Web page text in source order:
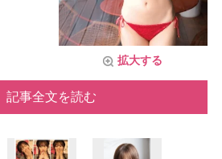
拡大する
記事全文を読む